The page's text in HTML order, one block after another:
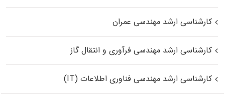
کارشناسی ارشد مهندسی عمران
کارشناسی ارشد مهندسی فرآوری و انتقال گاز
کارشناسی ارشد مهندسی فناوری اطلاعات (IT)